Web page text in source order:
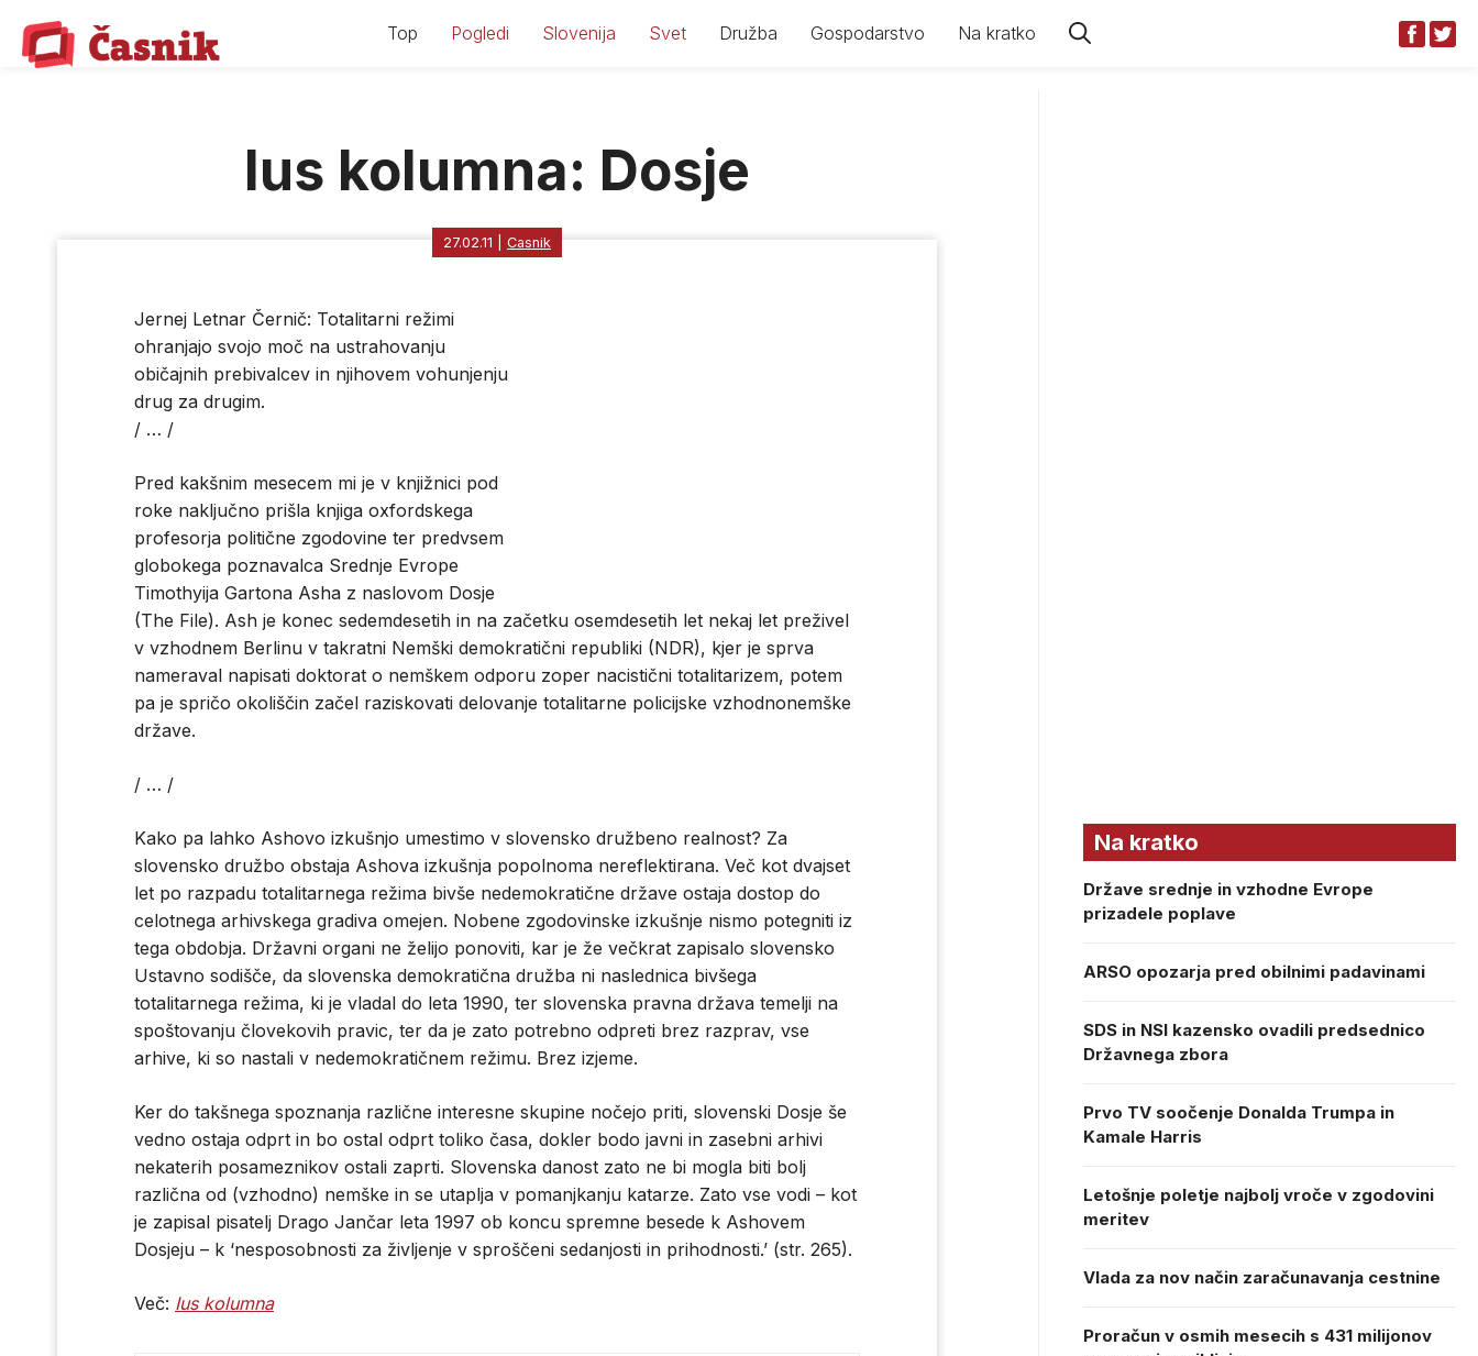
content
Top Pogledi Slovenija Svet Družba Gospodarstvo Na kratko
Ius kolumna: Dosje
27.02.11 Casnik
Jernej Letnar Černič: Totalitarni režimi
ohranjajo svojo moč na ustrahovanju
običajnih prebivalcev in njihovem vohunjenju
drug za drugim.
/ … /
Pred kakšnim mesecem mi je v knjižnici pod
roke naključno prišla knjiga oxfordskega
profesorja politične zgodovine ter predvsem
globokega poznavalca Srednje Evrope
Timothyija Gartona Asha z naslovom Dosje
(The File). Ash je konec sedemdesetih in na začetku osemdesetih let nekaj let preživel
v vzhodnem Berlinu v takratni Nemški demokratični republiki (NDR), kjer je sprva
nameraval napisati doktorat o nemškem odporu zoper nacistični totalitarizem, potem
pa je spričo okoliščin začel raziskovati delovanje totalitarne policijske vzhodnonemške
države.
/ … /
Kako pa lahko Ashovo izkušnjo umestimo v slovensko družbeno realnost? Za
slovensko družbo obstaja Ashova izkušnja popolnoma nereflektirana. Več kot dvajset
let po razpadu totalitarnega režima bivše nedemokratične države ostaja dostop do
celotnega arhivskega gradiva omejen. Nobene zgodovinske izkušnje nismo potegniti iz
tega obdobja. Državni organi ne želijo ponoviti, kar je že večkrat zapisalo slovensko
Ustavno sodišče, da slovenska demokratična družba ni naslednica bivšega
totalitarnega režima, ki je vladal do leta 1990, ter slovenska pravna država temelji na
spoštovanju človekovih pravic, ter da je zato potrebno odpreti brez razprav, vse
arhive, ki so nastali v nedemokratičnem režimu. Brez izjeme.
Ker do takšnega spoznanja različne interesne skupine nočejo priti, slovenski Dosje še
vedno ostaja odprt in bo ostal odprt toliko časa, dokler bodo javni in zasebni arhivi
nekaterih posameznikov ostali zaprti. Slovenska danost zato ne bi mogla biti bolj
različna od (vzhodno) nemške in se utaplja v pomanjkanju katarze. Zato vse vodi – kot
je zapisal pisatelj Drago Jančar leta 1997 ob koncu spremne besede k Ashovem
Dosjeju – k ‘nesposobnosti za življenje v sproščeni sedanjosti in prihodnosti.’ (str. 265).
Več: Ius kolumna
Na kratko
Države srednje in vzhodne Evrope
prizadele poplave
ARSO opozarja pred obilnimi padavinami
SDS in NSI kazensko ovadili predsednico
Državnega zbora
Prvo TV soočenje Donalda Trumpa in
Kamale Harris
Letošnje poletje najbolj vroče v zgodovini
meritev
Vlada za nov način zaračunavanja cestnine
Proračun v osmih mesecih s 431 milijonov